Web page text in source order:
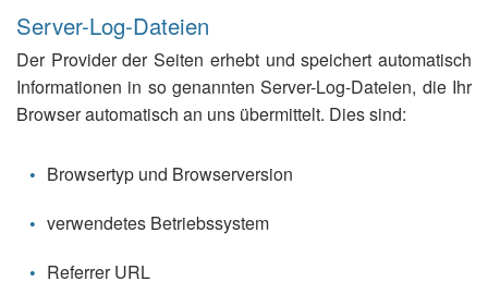
Server-Log-Dateien
Der Provider der Seiten erhebt und speichert automatisch
Informationen in so genannten Server-Log-Dateien, die Ihr
Browser automatisch an uns übermittelt. Dies sind:
Browsertyp und Browserversion
verwendetes Betriebssystem
Referrer URL